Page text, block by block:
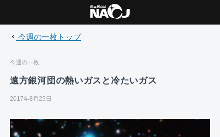
今週の一枚トップ
今週の一枚
遠方銀河団の熱いガスと冷たいガス
2017年8月29日